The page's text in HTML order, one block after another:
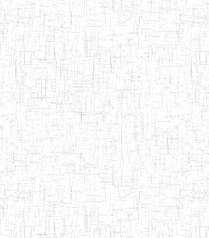
04/10/2012 ENIET Public
01/09/1986 ENIEG Public
08/09/2003 ENIEG Public
02/05/2001 ENIEG Public
15/09/1986 ENIEG Public